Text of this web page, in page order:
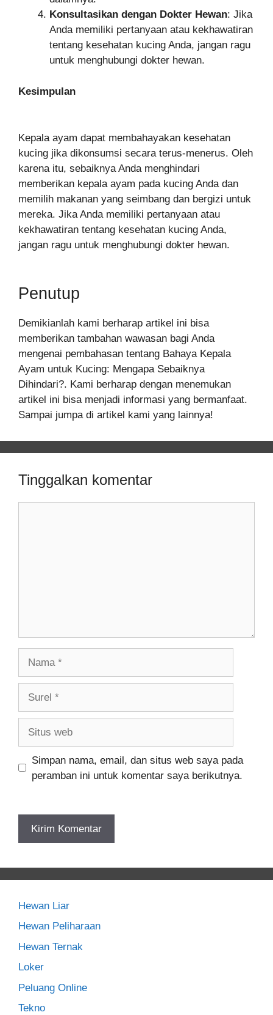
Konsultasikan dengan Dokter Hewan: Jika
Anda memiliki pertanyaan atau kekhawatiran
tentang kesehatan kucing Anda, jangan ragu
untuk menghubungi dokter hewan.
Kesimpulan
Kepala ayam dapat membahayakan kesehatan
kucing jika dikonsumsi secara terus-menerus. Oleh
karena itu, sebaiknya Anda menghindari
memberikan kepala ayam pada kucing Anda dan
memilih makanan yang seimbang dan bergizi untuk
mereka. Jika Anda memiliki pertanyaan atau
kekhawatiran tentang kesehatan kucing Anda,
jangan ragu untuk menghubungi dokter hewan.
Penutup
Demikianlah kami berharap artikel ini bisa
memberikan tambahan wawasan bagi Anda
mengenai pembahasan tentang Bahaya Kepala
Ayam untuk Kucing: Mengapa Sebaiknya
Dihindari?. Kami berharap dengan menemukan
artikel ini bisa menjadi informasi yang bermanfaat.
Sampai jumpa di artikel kami yang lainnya!
Tinggalkan komentar
Simpan nama, email, dan situs web saya pada
peramban ini untuk komentar saya berikutnya.
Hewan Liar
Hewan Peliharaan
Hewan Ternak
Loker
Peluang Online
Tekno